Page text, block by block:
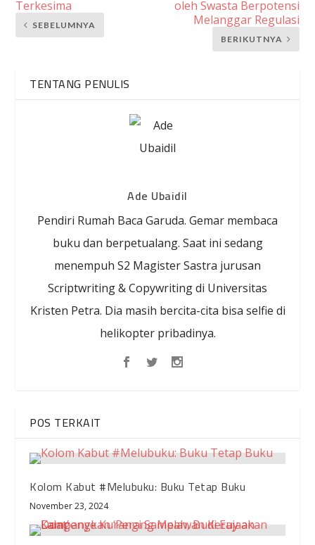
Terkesima
SEBELUMNYA
oleh Swasta Berpotensi
Melanggar Regulasi
BERIKUTNYA
TENTANG PENULIS
Ade Ubaidil
Pendiri Rumah Baca Garuda. Gemar membaca
buku dan berpetualang. Saat ini sedang
menempuh S2 Magister Sastra jurusan
Scriptwriting & Copywriting di Universitas
Kristen Petra. Dia masih bercita-cita bisa selfie di
helikopter pribadinya.
POS TERKAIT
Kolom Kabut #Melubuku: Buku Tetap Buku
November 23, 2024